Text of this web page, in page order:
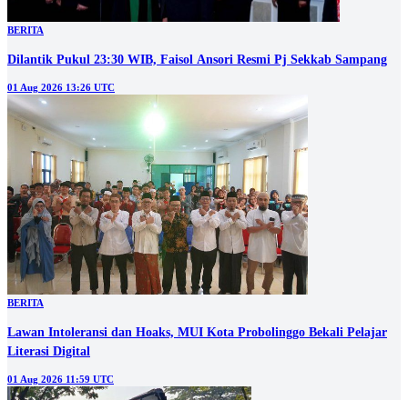
BERITA
Dilantik Pukul 23:30 WIB, Faisol Ansori Resmi Pj Sekkab Sampang
01 Aug 2026 13:26 UTC
BERITA
‎Lawan Intoleransi dan Hoaks, MUI Kota Probolinggo Bekali Pelajar
Literasi Digital
01 Aug 2026 11:59 UTC